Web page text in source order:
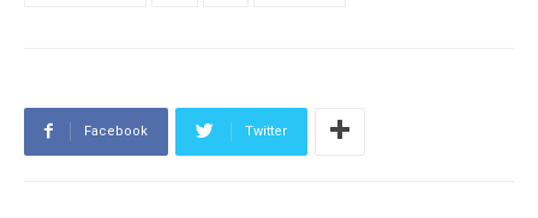
Facebook Twitter